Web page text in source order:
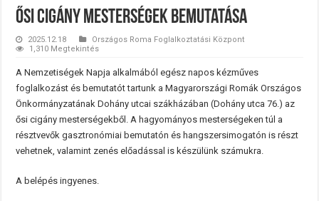
Ősi cigány mesterségek bemutatása
2025.12.18
Országos Roma Foglalkoztatási Központ
1,310 Megtekintés
A Nemzetiségek Napja alkalmából egész napos kézműves
foglalkozást és bemutatót tartunk a Magyarországi Romák Országos
Önkormányzatának Dohány utcai szákházában (Dohány utca 76.) az
ősi cigány mesterségekből. A hagyományos mesterségeken túl a
résztvevők gasztronómiai bemutatón és hangszersimogatón is részt
vehetnek, valamint zenés előadással is készülünk számukra.
A belépés ingyenes.